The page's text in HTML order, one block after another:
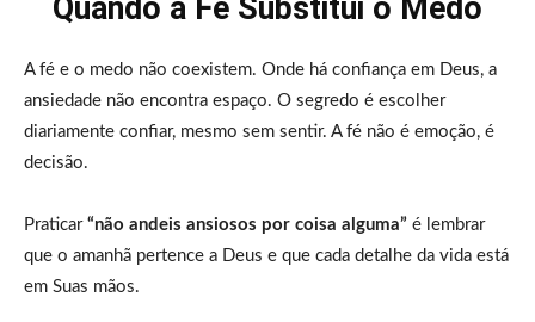
Quando a Fé Substitui o Medo
A fé e o medo não coexistem. Onde há confiança em Deus, a
ansiedade não encontra espaço. O segredo é escolher
diariamente confiar, mesmo sem sentir. A fé não é emoção, é
decisão.
Praticar “não andeis ansiosos por coisa alguma” é lembrar
que o amanhã pertence a Deus e que cada detalhe da vida está
em Suas mãos.